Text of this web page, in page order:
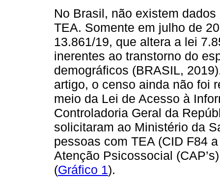
No Brasil, não existem
TEA. Somente em julho de
13.861/19, que altera a lei
inerentes ao transtorno do
demográficos (BRASIL,
artigo, o censo ainda não foi
meio da Lei de Acesso à
Controladoria Geral da
solicitaram ao Ministério da
pessoas com TEA (CID F84
Atenção Psicossocial
(Gráfico 1).